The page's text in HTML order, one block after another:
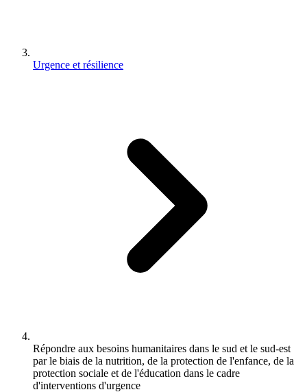
Urgence et résilience
Répondre aux besoins humanitaires dans le sud et le sud-est
par le biais de la nutrition, de la protection de l'enfance, de la
protection sociale et de l'éducation dans le cadre
d'interventions d'urgence